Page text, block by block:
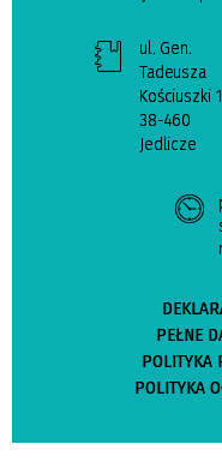
ul. Gen.
Tadeusza
Kościuszki
38-460
Jedlicze
PEŁNE
POLITYKA
POLITYKA